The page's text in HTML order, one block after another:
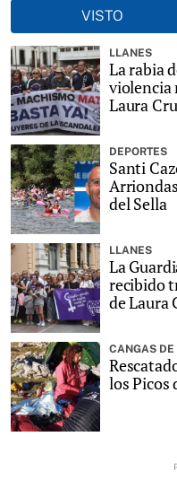
VISTO
LLANES
La rabia
violencia
Laura
DEPORTES
Santi
del Sella
LLANES
La
recibido
de Laura
CANGAS DE
los Picos